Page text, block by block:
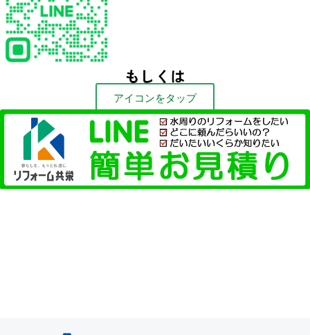
もしくは
アイコンをタップ